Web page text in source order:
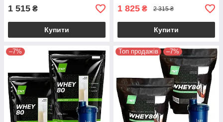
1 515 ₴
Купити
1 825 ₴ 2 315 ₴
Купити
–7% Топ продажів –7%